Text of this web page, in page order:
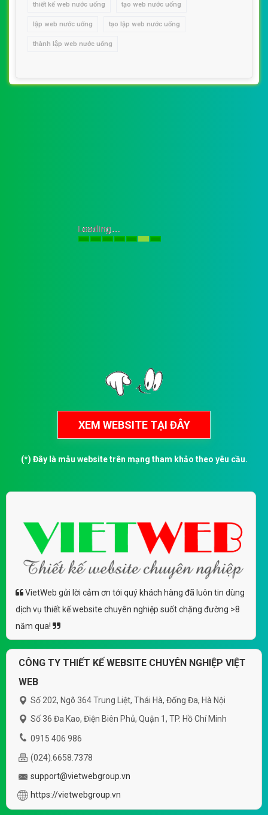
thiết kế web nước uống tạo web nước uống
lập web nước uống tạo lập web nước uống
thành lập web nước uống